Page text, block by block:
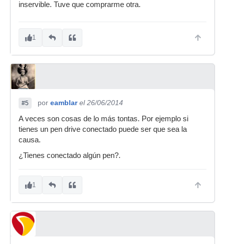
inservible. Tuve que comprarme otra.
1
#5 por eamblar el 26/06/2014
A veces son cosas de lo más tontas. Por ejemplo si
tienes un pen drive conectado puede ser que sea la
causa.
¿Tienes conectado algún pen?.
1